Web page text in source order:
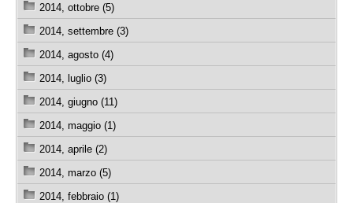
2014, ottobre (5)
2014, settembre (3)
2014, agosto (4)
2014, luglio (3)
2014, giugno (11)
2014, maggio (1)
2014, aprile (2)
2014, marzo (5)
2014, febbraio (1)